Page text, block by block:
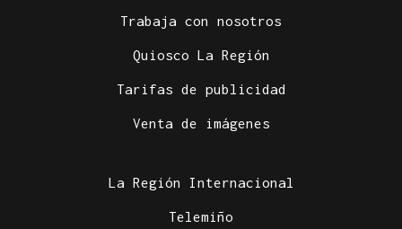
Trabaja con nosotros
Quiosco La Región
Tarifas de publicidad
Venta de imágenes
La Región Internacional
Telemiño